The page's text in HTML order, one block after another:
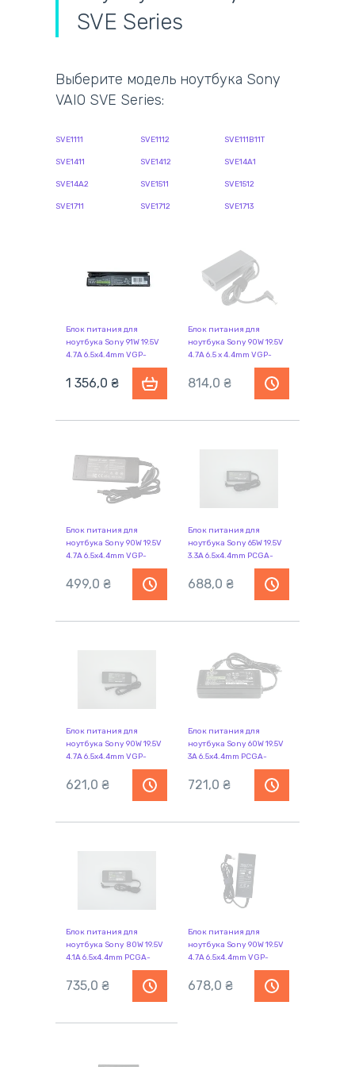
SVE Series
Выберите модель ноутбука Sony
VAIO SVE Series:
SVE1111 SVE1112 SVE111B11T
SVE1411 SVE1412 SVE14A1
SVE14A2 SVE1511 SVE1512
SVE1711 SVE1712 SVE1713
Блок питания для
ноутбука Sony 91W 19.5V
4.7A 6.5x4.4mm VGP-
1 356,0 ₴
Блок питания для
ноутбука Sony 90W 19.5V
4.7A 6.5 x 4.4mm VGP-
814,0 ₴
Блок питания для
ноутбука Sony 90W 19.5V
4.7A 6.5x4.4mm VGP-
AC19V13 REPLACEMENT
499,0 ₴
Блок питания для
ноутбука Sony 65W 19.5V
3.3A 6.5x4.4mm PCGA-
688,0 ₴
Блок питания для
ноутбука Sony 90W 19.5V
4.7A 6.5x4.4mm VGP-
621,0 ₴
Блок питания для
ноутбука Sony 60W 19.5V
3A 6.5x4.4mm PCGA-
721,0 ₴
Блок питания для
ноутбука Sony 80W 19.5V
4.1A 6.5x4.4mm PCGA-
735,0 ₴
Блок питания для
ноутбука Sony 90W 19.5V
4.7A 6.5x4.4mm VGP-
AC19V13 REPLACEMENT
678,0 ₴